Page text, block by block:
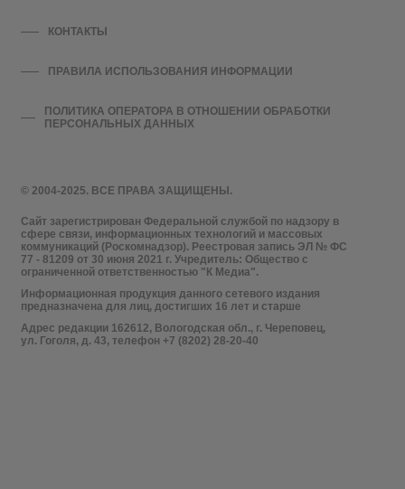
© 2004-2025. ВСЕ ПРАВА ЗАЩИЩЕНЫ.
Сайт зарегистрирован Федеральной службой по надзору в
сфере связи, информационных технологий и массовых
коммуникаций (Роскомнадзор). Реестровая запись ЭЛ № ФС
77 - 81209 от 30 июня 2021 г. Учредитель: Общество с
ограниченной ответственностью "К Медиа".
Информационная продукция данного сетевого издания
предназначена для лиц, достигших 16 лет и старше
Адрес редакции 162612, Вологодская обл., г. Череповец,
ул. Гоголя, д. 43, телефон +7 (8202) 28-20-40
КОНТАКТЫ
ПРАВИЛА ИСПОЛЬЗОВАНИЯ ИНФОРМАЦИИ
ПОЛИТИКА ОПЕРАТОРА В ОТНОШЕНИИ ОБРАБОТКИ
ПЕРСОНАЛЬНЫХ ДАННЫХ